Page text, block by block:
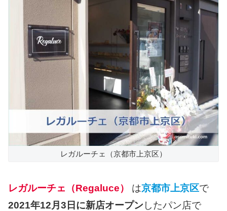
レガルーチェ（京都市上京区）
レガルーチェ（Regaluce） は京都市上京区で
2021年12月3日に新店オープン したパン店で